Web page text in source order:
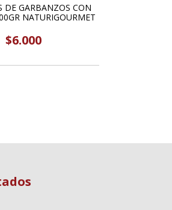
DE GARBANZOS CON
NATURIGOURMET
$6.000